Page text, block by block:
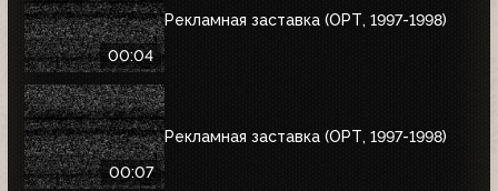
00:04
Рекламная заставка (ОРТ, 1997-1998)
00:07
Рекламная заставка (ОРТ, 1997-1998)